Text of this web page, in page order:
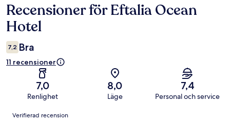
Recensioner
Recensioner för Eftalia Ocean
Hotel
7,2 Bra
11 recensioner
7,0
Renlighet
8,0
Läge
7,4
Personal och service
Recensioner
Verifierad recension